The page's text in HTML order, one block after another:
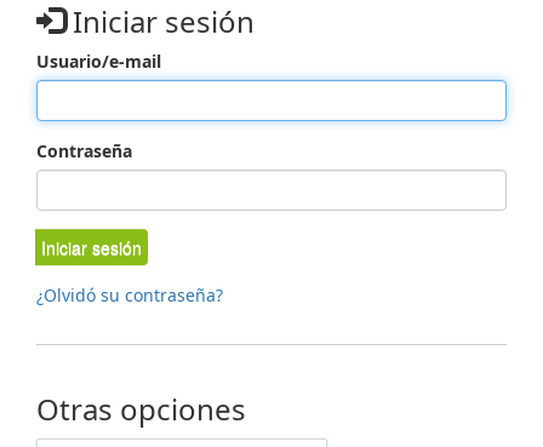
Iniciar sesión
Usuario/e-mail
Contraseña
Iniciar sesión
¿Olvidó su contraseña?
Otras opciones